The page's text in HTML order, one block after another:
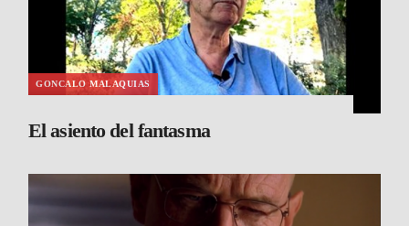
GONCALO MALAQUIAS
El asiento del fantasma